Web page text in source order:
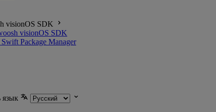
visionOS SDK
visionOS SDK
Package Manager
язык